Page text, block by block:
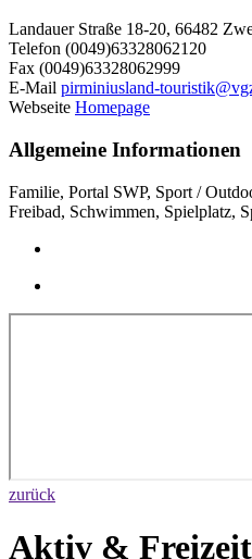
Landauer Straße 18-20, 66482
Telefon (0049)63328062120
Fax (0049)63328062999
E-Mail pirminiusland-
Webseite Homepage
Allgemeine Informationen
Familie, Portal SWP, Sport /
Freibad, Schwimmen, Spielplatz,
zurück
Aktiv & Freizeit